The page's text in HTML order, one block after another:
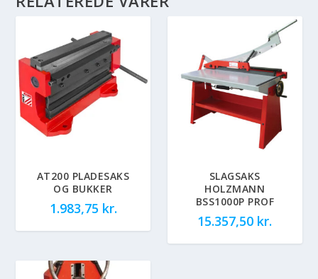
AT200 PLADESAKS
OG BUKKER
1.983,75 kr.
SLAGSAKS
HOLZMANN
BSS1000P PROF
15.357,50 kr.